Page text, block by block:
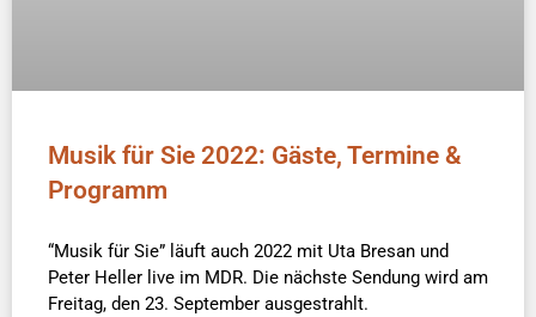
Musik für Sie 2022: Gäste, Termine &
Programm
“Musik für Sie” läuft auch 2022 mit Uta Bresan und
Peter Heller live im MDR. Die nächste Sendung wird am
Freitag, den 23. September ausgestrahlt.